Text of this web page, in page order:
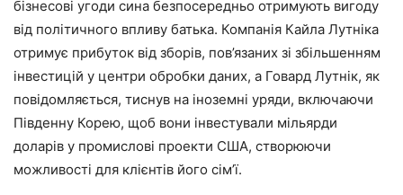
бізнесові угоди сина безпосередньо отримують вигоду
від політичного впливу батька. Компанія Кайла Лутніка
отримує прибуток від зборів, пов’язаних зі збільшенням
інвестицій у центри обробки даних, а Говард Лутнік, як
повідомляється, тиснув на іноземні уряди, включаючи
Південну Корею, щоб вони інвестували мільярди
доларів у промислові проекти США, створюючи
можливості для клієнтів його сім’ї.